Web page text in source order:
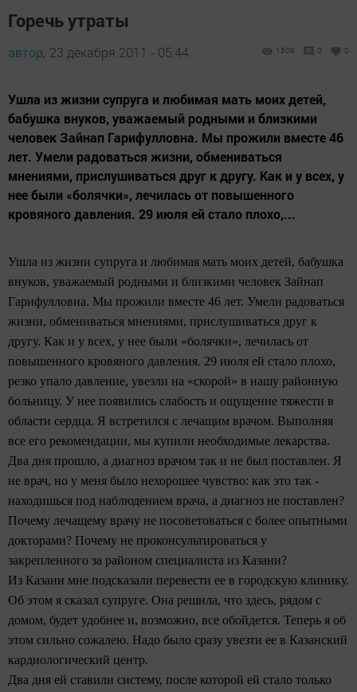
Горечь утраты
автор, 23 декабря 2011 - 05:44 1509 0 0
Ушла из жизни супруга и любимая мать моих детей,
бабушка внуков, уважаемый родными и близкими
человек Зайнап Гарифулловна. Мы прожили вместе 46
лет. Умели радоваться жизни, обмениваться
мнениями, прислушиваться друг к другу. Как и у всех, у
нее были «болячки», лечилась от повышенного
кровяного давления. 29 июля ей стало плохо,...
Ушла из жизни супруга и любимая мать моих детей, бабушка
внуков, уважаемый родными и близкими человек Зайнап
Гарифулловна. Мы прожили вместе 46 лет. Умели радоваться
жизни, обмениваться мнениями, прислушиваться друг к
другу. Как и у всех, у нее были «болячки», лечилась от
повышенного кровяного давления. 29 июля ей стало плохо,
резко упало давление, увезли на «скорой» в нашу районную
больницу. У нее появились слабость и ощущение тяжести в
области сердца. Я встретился с лечащим врачом. Выполняя
все его рекомендации, мы купили необходимые лекарства.
Два дня прошло, а диагноз врачом так и не был поставлен. Я
не врач, но у меня было нехорошее чувство: как это так -
находишься под наблюдением врача, а диагноз не поставлен?
Почему лечащему врачу не посоветоваться с более опытными
докторами? Почему не проконсультироваться у
закрепленного за районом специалиста из Казани?
Из Казани мне подсказали перевести ее в городскую клинику.
Об этом я сказал супруге. Она решила, что здесь, рядом с
домом, будет удобнее и, возможно, все обойдется. Теперь я об
этом сильно сожалею. Надо было сразу увезти ее в Казанский
кардиологический центр.
Два дня ей ставили систему, после которой ей стало только